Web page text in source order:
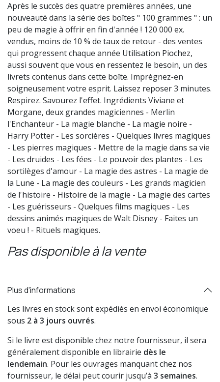
Après le succès des quatre premières années, une
nouveauté dans la série des boîtes " 100 grammes " : un
peu de magie à offrir en fin d'année ! 120 000 ex.
vendus, moins de 10 % de taux de retour - des ventes
qui progressent chaque année Utilisation Piochez,
aussi souvent que vous en ressentez le besoin, un des
livrets contenus dans cette boîte. Imprégnez-en
soigneusement votre esprit. Laissez reposer 3 minutes.
Respirez. Savourez l'effet. Ingrédients Viviane et
Morgane, deux grandes magiciennes - Merlin
l'Enchanteur - La magie blanche - La magie noire -
Harry Potter - Les sorcières - Quelques livres magiques
- Les pierres magiques - Mettre de la magie dans sa vie
- Les druides - Les fées - Le pouvoir des plantes - Les
sortilèges d'amour - La magie des astres - La magie de
la Lune - La magie des couleurs - Les grands magicien
de l'histoire - Histoire de la magie - La magie des cartes
- Les guérisseurs - Quelques films magiques - Les
dessins animés magiques de Walt Disney - Faites un
voeu ! - Rituels magiques.
Pas disponible à la vente
Plus d'informations
Les livres en stock sont expédiés en envoi économique
sous 2 à 3 jours ouvrés.
Si le livre est disponible chez notre fournisseur, il sera
généralement disponible en librairie dès le
lendemain. Pour les ouvrages manquant chez nos
fournisseur, le délai peut courir jusqu’à 3 semaines.